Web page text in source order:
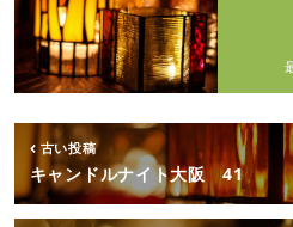
古い投稿
キャンドルナイト大阪 41